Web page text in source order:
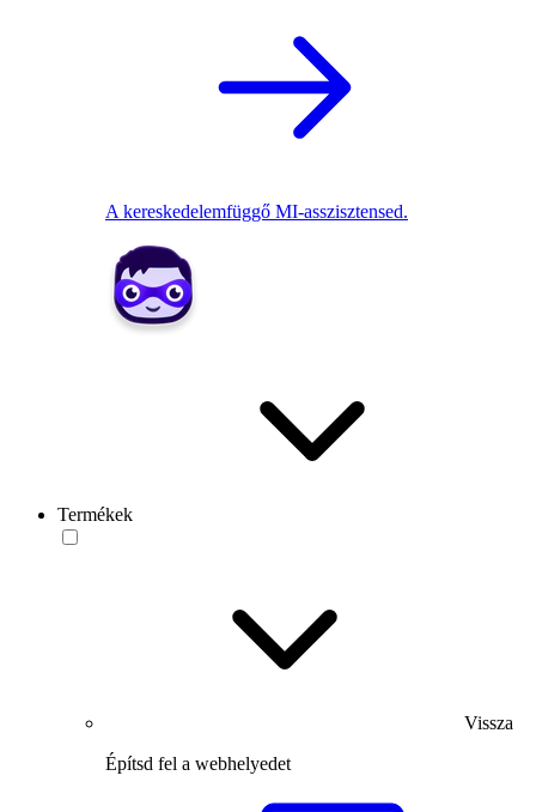
A kereskedelemfüggő MI-asszisztensed.
Termékek
Vissza
Építsd fel a webhelyedet